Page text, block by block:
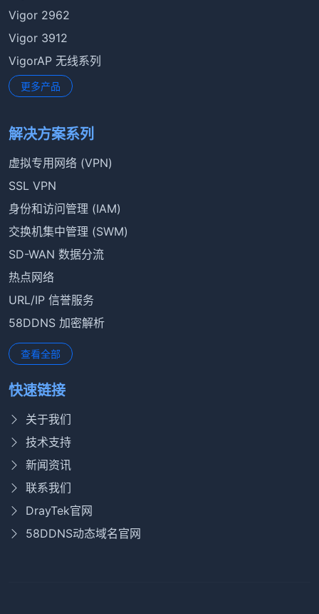
Vigor 2962
Vigor 3912
VigorAP 无线系列
更多产品
解决方案系列
虚拟专用网络 (VPN)
SSL VPN
身份和访问管理 (IAM)
交换机集中管理 (SWM)
SD-WAN 数据分流
热点网络
URL/IP 信誉服务
58DDNS 加密解析
查看全部
快速链接
关于我们
技术支持
新闻资讯
联系我们
DrayTek官网
58DDNS动态域名官网